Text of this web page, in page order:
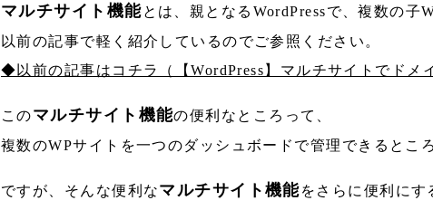
マルチサイト機能とは、親となるWordPressで、複数の子
以前の記事で軽く紹介しているのでご参照ください。
◆以前の記事はコチラ（【WordPress】マルチサイトでドメ
このマルチサイト機能の便利なところって、
複数のWPサイトを一つのダッシュボードで管理できるとこ
ですが、そんな便利なマルチサイト機能をさらに便利にす